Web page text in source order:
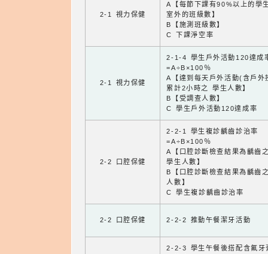
2-1 視力保健
A【每節下課有90%以上的學
室外的班級數】
B【施測班級數】
C 下課淨空率
2-1 視力保健
2-1-4 學生戶外活動120達成
=A÷B×100％
A【達到每天戶外活動(含戶外
累計2小時之 學生人數】
B【受調查人數】
C 學生戶外活動120達成率
2-2 口腔保健
2-2-1 學生複診齲齒診治率
=A÷B×100％
A【口腔診斷檢查結果為齲齒
學生人數】
B【口腔診斷檢查結果為齲齒
人數】
C 學生複診齲齒診治率
2-2 口腔保健 2-2-2 推動午餐潔牙活動
2-2-3 學生午餐後搭配含氟牙